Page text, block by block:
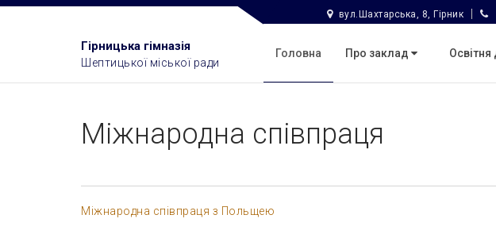
вул.Шахтарська, 8, Гірник
Гірницька гімназія
Шептицької міської ради
Головна Про заклад Освітня
Міжнародна співпраця
Міжнародна співпраця з Польщею